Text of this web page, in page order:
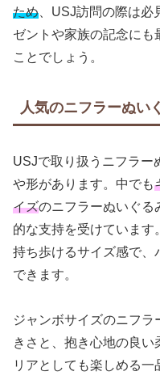
ため 、USJ訪問の際は
ゼントや家族の記念にも
ことでしょう。
人気のニフラーぬい
USJで取り扱うニフラー
や形があります。中でも
イズのニフラーぬいぐる
的な支持を受けています
持ち歩けるサイズ感で、
できます。
ジャンボサイズのニフ
きさと、抱き心地の良
リアとしても楽しめる一